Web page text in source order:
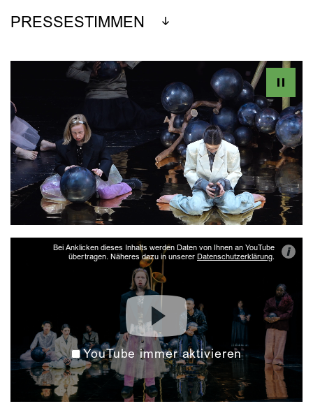
PRESSESTIMMEN
Bei Anklicken dieses Inhalts werden Daten von Ihnen an YouTube
übertragen. Näheres dazu in unserer Datenschutzerklärung. i
YouTube immer aktivieren